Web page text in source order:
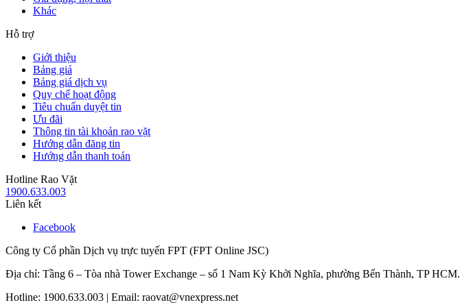
Khác
Hỗ trợ
Giới thiệu
Bảng giá
Bảng giá dịch vụ
Quy chế hoạt động
Tiêu chuẩn duyệt tin
Ưu đãi
Thông tin tài khoản rao vặt
Hướng dẫn đăng tin
Hướng dẫn thanh toán
Hotline Rao Vặt
1900.633.003
Liên kết
Facebook
Công ty Cổ phần Dịch vụ trực tuyến FPT (FPT Online JSC)
Địa chỉ: Tầng 6 – Tòa nhà Tower Exchange – số 1 Nam Kỳ Khởi Nghĩa, phường Bến Thành, TP HCM.
Hotline: 1900.633.003 | Email: raovat@vnexpress.net